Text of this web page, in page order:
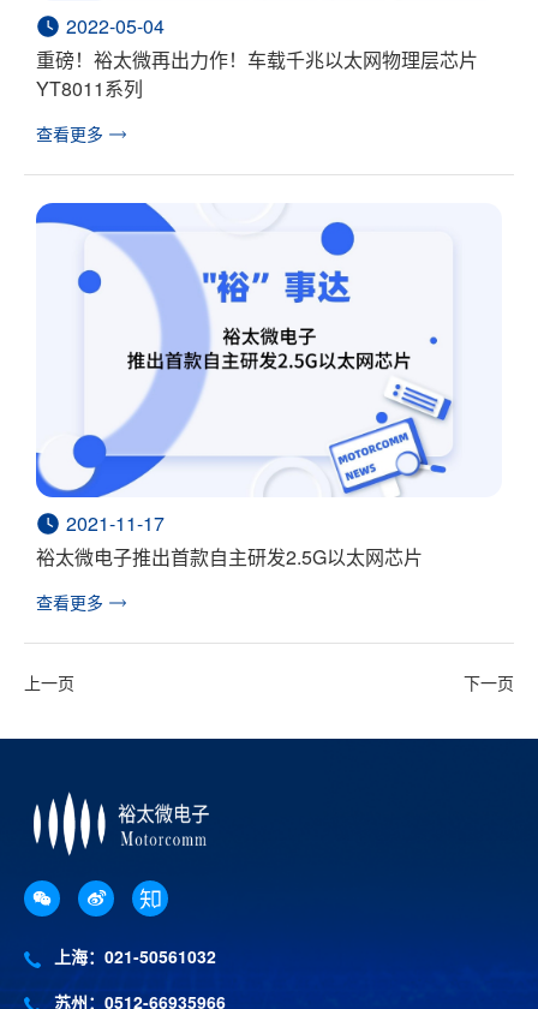
2022-05-04
重磅！裕太微再出力作！车载千兆以太网物理层芯片
YT8011系列
查看更多
2021-11-17
裕太微电子推出首款自主研发2.5G以太网芯片
查看更多
上一页 下一页
上海：021-50561032
苏州：0512-66935966